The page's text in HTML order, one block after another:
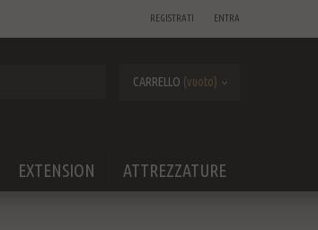
ENTRA
REGISTRATI
CARRELLO (vuoto)
ATTREZZATURE
EXTENSION